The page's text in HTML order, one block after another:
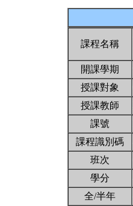
課程名稱
開課學期
授課對象
授課教師
課號
課程識別碼
班次
學分
全/半年